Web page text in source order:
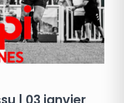
| 03 janvier